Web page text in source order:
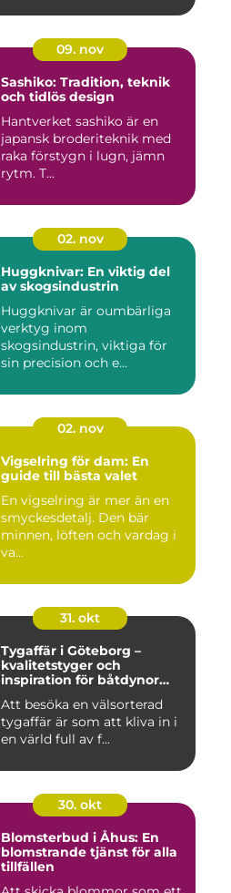
09. nov
Sashiko: Tradition, teknik
och tidlös design
Hantverket sashiko är en
japansk broderiteknik med
raka förstygn i lugn, jämn
rytm. T...
02. nov
Huggknivar: En viktig del
av skogsindustrin
Huggknivar är oumbärliga
verktyg inom
skogsindustrin, viktiga för
sin precision och e...
02. nov
Vigselring för dam: En
guide till bästa valet
En vigselring är mer än en
smyckesdetalj. Den bär
minnen, löften och vardag i
va...
31. okt
Tygaffär i Göteborg –
kvalitetstyger och
inspiration för båtdynor
Att besöka en välsorterad
tygaffär är som att kliva in i
en värld full av f...
30. okt
Blomsterbud i Åhus: En
blomstrande tjänst för alla
tillfällen